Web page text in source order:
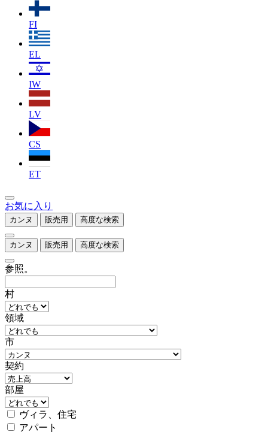
FI
EL
IW
LV
CS
ET
お気に入り
カンヌ 販売用 高度な検索
カンヌ 販売用 高度な検索
参照。
村
領域
市
契約
部屋
ヴィラ、住宅
アパート